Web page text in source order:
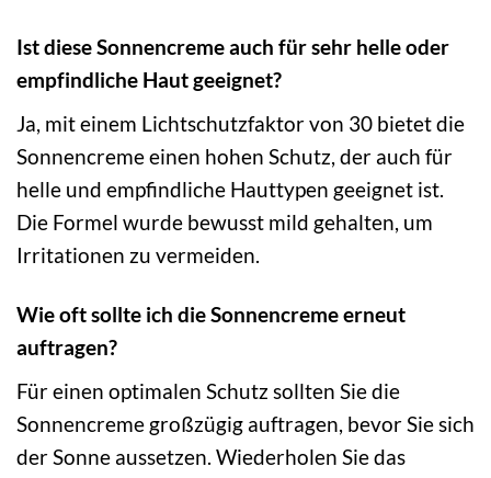
Ist diese Sonnencreme auch für sehr helle oder
empfindliche Haut geeignet?
Ja, mit einem Lichtschutzfaktor von 30 bietet die
Sonnencreme einen hohen Schutz, der auch für
helle und empfindliche Hauttypen geeignet ist.
Die Formel wurde bewusst mild gehalten, um
Irritationen zu vermeiden.
Wie oft sollte ich die Sonnencreme erneut
auftragen?
Für einen optimalen Schutz sollten Sie die
Sonnencreme großzügig auftragen, bevor Sie sich
der Sonne aussetzen. Wiederholen Sie das